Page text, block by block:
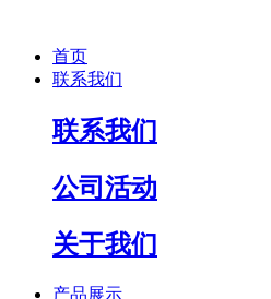
首页
联系我们
联系我们
公司活动
关于我们
产品展示